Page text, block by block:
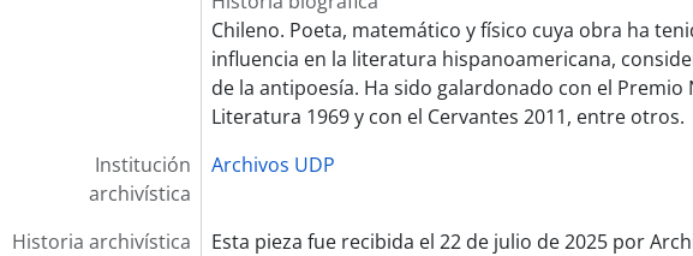
Chileno. Poeta, matemático y físico cuya obra ha
influencia en la literatura hispanoamericana,
de la antipoesía. Ha sido galardonado con el Premio
Literatura 1969 y con el Cervantes 2011, entre otros.
Institución
archivística
Archivos UDP
Historia archivística
Esta pieza fue recibida el 22 de julio de 2025 por